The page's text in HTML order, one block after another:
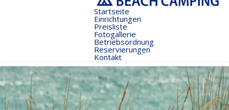
Startseite
Εinrichtungen
Preisliste
Fotogallerie
Betriebsordnung
Reservierungen
Kontakt